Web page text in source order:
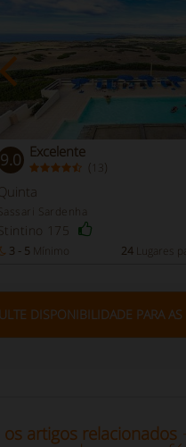
9.0 Excelente
( 13 )
Sardenha
175
3 - 5 Mínimo 24 Lugares
DISPONIBILIDADE PARA AS
os artigos relacionados